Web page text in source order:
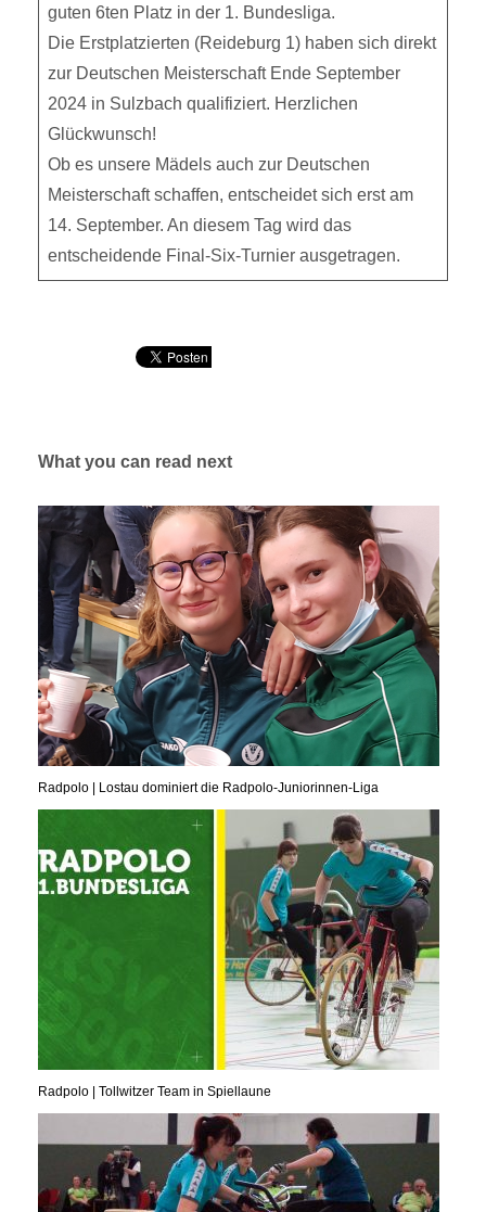
guten 6ten Platz in der 1. Bundesliga.
Die Erstplatzierten (Reideburg 1) haben sich direkt
zur Deutschen Meisterschaft Ende September
2024 in Sulzbach qualifiziert. Herzlichen
Glückwunsch!
Ob es unsere Mädels auch zur Deutschen
Meisterschaft schaffen, entscheidet sich erst am
14. September. An diesem Tag wird das
entscheidende Final-Six-Turnier ausgetragen.
What you can read next
Radpolo | Lostau dominiert die Radpolo-Juniorinnen-Liga
Radpolo | Tollwitzer Team in Spiellaune